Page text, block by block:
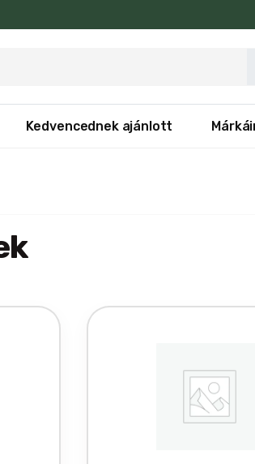
Kedvencednek ajánlott